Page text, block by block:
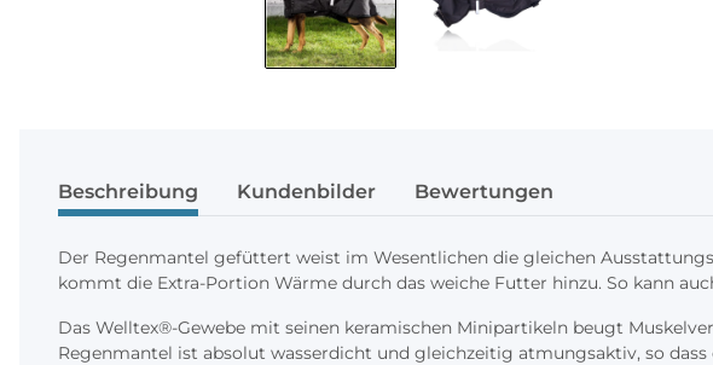
Beschreibung Kundenbilder Bewertungen
Der Regenmantel gefüttert weist im Wesentlichen die gleichen
kommt die Extra-Portion Wärme durch das weiche Futter hinzu. So kann
Das Welltex®-Gewebe mit seinen keramischen Minipartikeln beugt
Regenmantel ist absolut wasserdicht und gleichzeitig atmungsaktiv, so